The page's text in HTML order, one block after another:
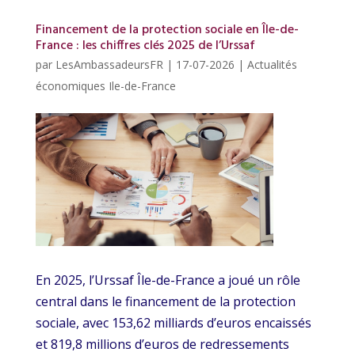
Financement de la protection sociale en Île-de-
France : les chiffres clés 2025 de l’Urssaf
par LesAmbassadeursFR| 17-07-2026 | Actualités
économiques Ile-de-France
En 2025, l’Urssaf Île-de-France a joué un rôle
central dans le financement de la protection
sociale, avec 153,62 milliards d’euros encaissés
et 819,8 millions d’euros de redressements